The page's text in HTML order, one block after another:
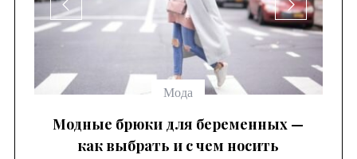
Мода
Модные брюки для беременных —
как выбрать и с чем носить